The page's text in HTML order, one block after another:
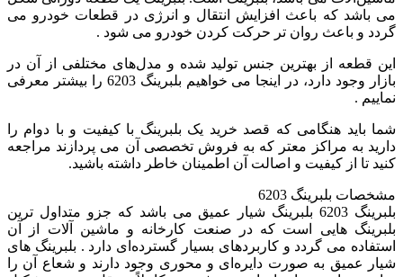
می باشد که باعث افزایش انتقال و انرژی در قطعات خودرو می
گردد و باعث روان‌ تر حرکت کردن خودرو می‌ شود .
این قطعه از بهترین جنس تولید شده و مدل‌های مختلفی از آن در
بازار وجود دارد، در اینجا می خواهیم بلبرینگ 6203 را بیشتر معرفی
نماییم .
شما باید هنگامی که قصد خرید یک بلبرینگ با کیفیت و با دوام را
دارید به مراکز معتر که به فروش تخصصی آن می پردازند مراجعه
کنید تا از کیفیت و اصالت آن اطمینان خاطر داشته باشید.
مشخصات بلبرینگ 6203
بلبرینگ 6203 بلبرینگ شیار عمیق می باشد که جزو متداول ترین
بلبرینگ هایی است که در صنعت کارخانه و ماشین‌ آلات از آن
استفاده می گردد و کاربردهای بسیار گسترده‌ای دارد . بلبرینگ های
شیار عمیق به صورت دایره‌ای و محوری وجود دارند و شعاع آن را